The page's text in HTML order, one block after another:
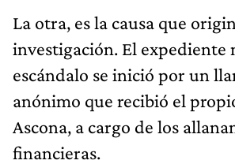
La otra, es la causa que
investigación. El expediente
escándalo se inició por un
anónimo que recibió el
Ascona, a cargo de los
financieras.